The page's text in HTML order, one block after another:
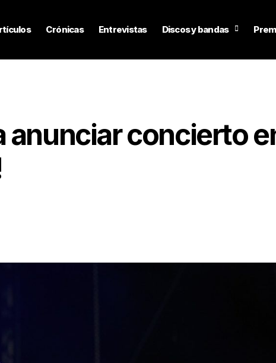
Crónicas Entrevistas Discos y bandas
anunciar concierto